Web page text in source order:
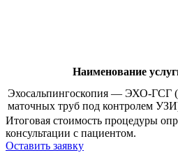
Наименование
Эхосальпингоскопия — ЭХО-ГСГ
маточных труб под контролем
Итоговая стоимость процедуры
консультации с пациентом.
Оставить заявку